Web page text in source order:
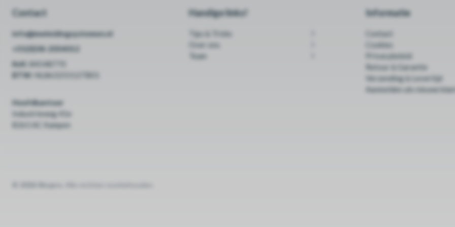
Contact
info@mwleidingsystemen.nl
+31(0)38-2054012
KvK:
84548770
BTW:
NL863255127B01
Hoofdkantoor
Industrieweg 41e
8263 AC Kampen
Handige links!
Tips & Tricks
Over ons
Team
Informatie
Contact
Cookies
Privacybeleid
Retour & Garantie
Verzending & Levertijd
Aanmelden als nieuwe
© 2026 Shopro.